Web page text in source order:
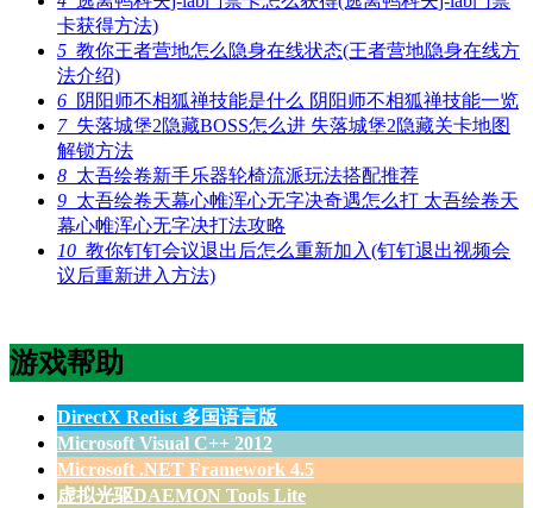
卡获得方法)
5 教你王者营地怎么隐身在线状态(王者营地隐身在线方
法介绍)
6 阴阳师不相狐禅技能是什么 阴阳师不相狐禅技能一览
7失落城堡2隐藏BOSS怎么进 失落城堡2隐藏关卡地图
解锁方法
8 太吾绘卷新手乐器轮椅流派玩法搭配推荐
9 太吾绘卷天幕心帷浑心无字决奇遇怎么打 太吾绘卷天
幕心帷浑心无字决打法攻略
10 教你钉钉会议退出后怎么重新加入(钉钉退出视频会
议后重新进入方法)
游戏帮助
DirectX Redist 多国语言版
Microsoft Visual C++ 2012
Microsoft .NET Framework 4.5
虚拟光驱DAEMON Tools Lite